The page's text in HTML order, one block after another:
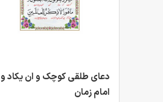
دعای طلقی کوچک و ان یکاد و
امام زمان